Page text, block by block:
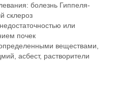
болезнь Гиппеля-
склероз
или
почек
веществами,
асбест, растворители